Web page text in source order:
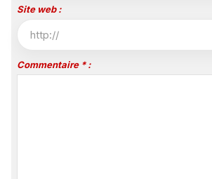
Site web :
Commentaire * :